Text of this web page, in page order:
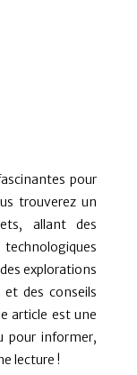
pour
trouverez un
allant des
explorations
des conseils
article est une
pour informer,
lecture !